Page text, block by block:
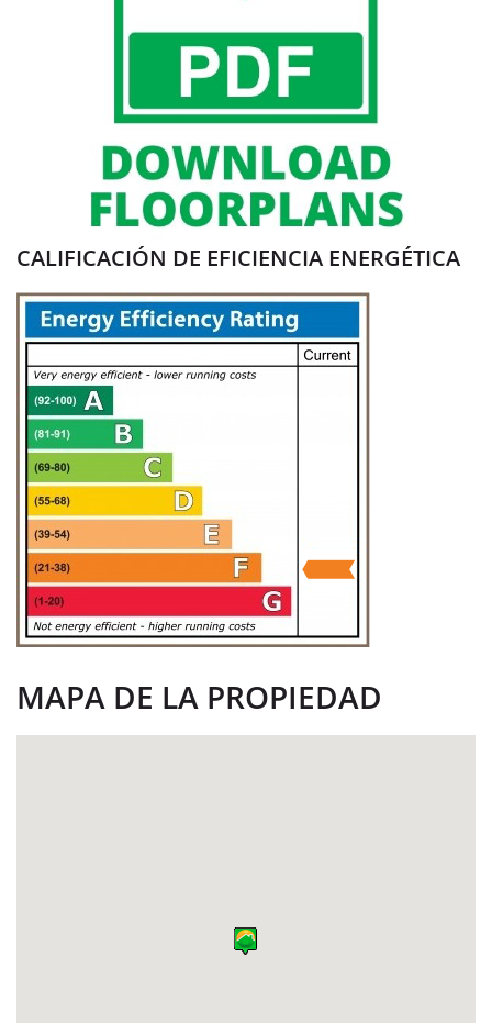
CALIFICACIÓN DE EFICIENCIA ENERGÉTICA
MAPA DE LA PROPIEDAD